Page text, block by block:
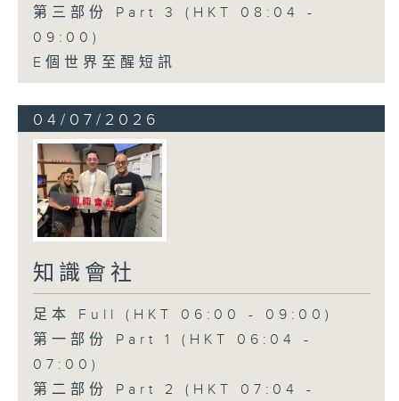
第三部份 Part 3 (HKT 08:04 -
09:00)
E個世界至醒短訊
04/07/2026
知識會社
足本 Full (HKT 06:00 - 09:00)
第一部份 Part 1 (HKT 06:04 -
07:00)
第二部份 Part 2 (HKT 07:04 -